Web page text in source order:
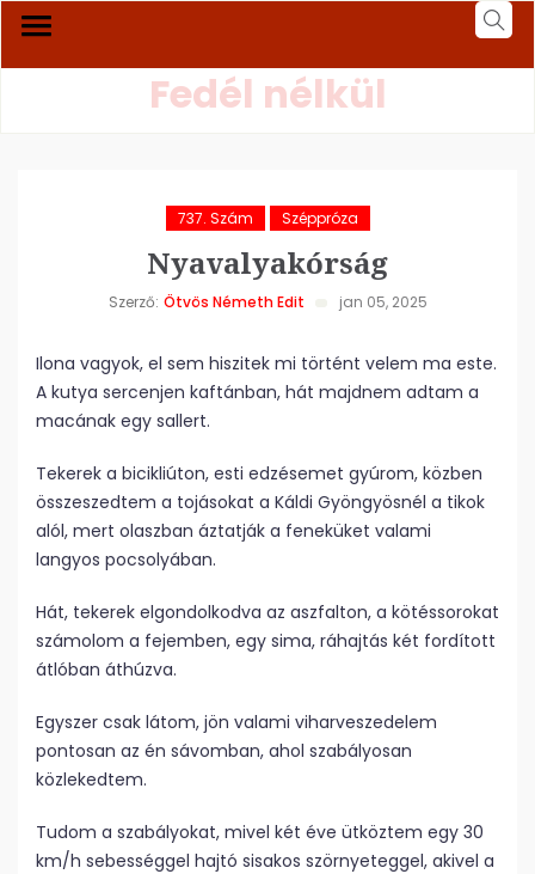
Fedél nélkül
737. Szám Széppróza
Nyavalyakórság
Szerző: Ötvös Németh Edit jan 05, 2025
Ilona vagyok, el sem hiszitek mi történt velem ma este.
A kutya sercenjen kaftánban, hát majdnem adtam a
macának egy sallert.
Tekerek a bicikliúton, esti edzésemet gyúrom, közben
összeszedtem a tojásokat a Káldi Gyöngyösnél a tikok
alól, mert olaszban áztatják a feneküket valami
langyos pocsolyában.
Hát, tekerek elgondolkodva az aszfalton, a kötéssorokat
számolom a fejemben, egy sima, ráhajtás két fordított
átlóban áthúzva.
Egyszer csak látom, jön valami viharveszedelem
pontosan az én sávomban, ahol szabályosan
közlekedtem.
Tudom a szabályokat, mivel két éve ütköztem egy 30
km/h sebességgel hajtó sisakos szörnyeteggel, akivel a